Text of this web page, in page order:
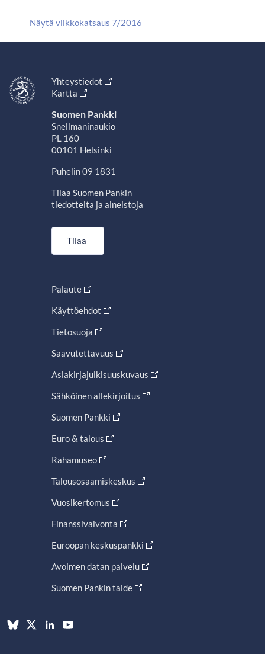
Näytä viikkokatsaus 7/2016
Yhteystiedot
Kartta
Suomen Pankki
Snellmaninaukio
PL 160
00101 Helsinki
Puhelin 09 1831
Tilaa Suomen Pankin
tiedotteita ja aineistoja
Tilaa
Palaute
Käyttöehdot
Tietosuoja
Saavutettavuus
Asiakirjajulkisuuskuvaus
Sähköinen allekirjoitus
Suomen Pankki
Euro & talous
Rahamuseo
Talousosaamiskeskus
Vuosikertomus
Finanssivalvonta
Euroopan keskuspankki
Avoimen datan palvelu
Suomen Pankin taide